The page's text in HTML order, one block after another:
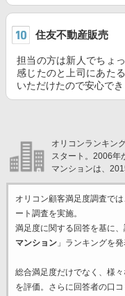
住友不動産販売
担当の方は新人でちょ
感じたのと上司にあた
いただけたので安心で
オリコンランキン
スタート。2006年
マンションは、
オリコン顧客満足度調査で
ート調査を実施。
満足度に関する回答を基に
マンション」ランキングを発
総合満足度だけでなく、様々
を評価。さらに回答者の口